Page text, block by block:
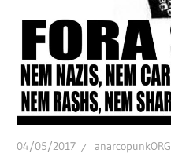
04/05/2017 anarcopunkORG